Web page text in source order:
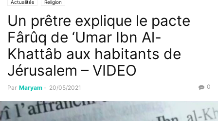
Actualités Religion
Un prêtre explique le pacte
Fârûq de ‘Umar Ibn Al-
Khattâb aux habitants de
Jérusalem – VIDEO
Par Maryam - 20/05/2021 0